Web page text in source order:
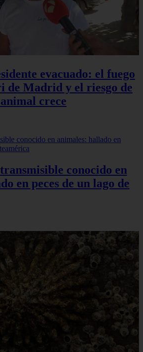
evacuado: el fuego
de Madrid y el riesgo de
crece
conocido en
en peces de un lago de